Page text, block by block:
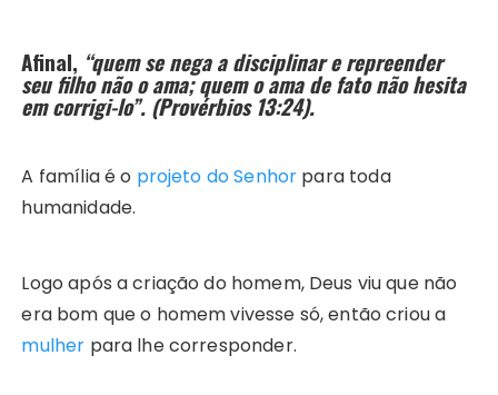
Afinal, “quem se nega a disciplinar e repreender
seu filho não o ama;quem o ama de fato não hesita
em corrigi-lo”. (Provérbios 13:24).
A família é o projeto do Senhor para toda
humanidade.
Logo após a criação do homem, Deus viu que não
era bom que o homem vivesse só, então criou a
mulher para lhe corresponder.